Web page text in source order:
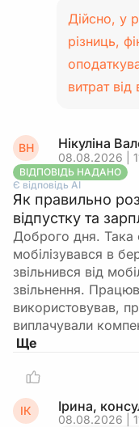
Дійсно, у
різниць,
витрат
ВН Нікуліна
08.08.2026 |
ВІДПОВІДЬ НАДАНО
Є відповідь АІ
Як правильно
відпустку та
Доброго дня. Така
мобілізувався в
звільнився від
звільнення.
використовував,
виплачували
ІК Ірина,
08.08.2026 |